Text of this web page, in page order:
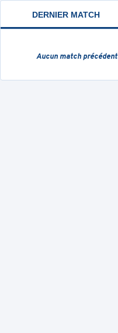
DERNIER MATCH
Aucun match précédent